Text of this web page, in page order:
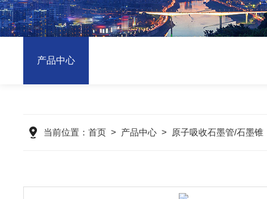
产品中心
当前位置： 首页 > 产品中心 > 原子吸收石墨管/石墨锥